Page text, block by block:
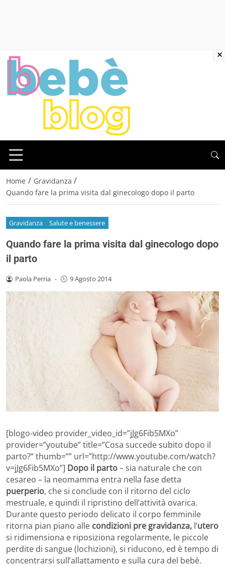
Home / Gravidanza /
Quando fare la prima visita dal ginecologo dopo il parto
Gravidanza Salute e benessere
Quando fare la prima visita dal ginecologo dopo
il parto
Paola Perria - 9 Agosto 2014
[blogo-video provider_video_id=”jJg6Fib5MXo”
provider=”youtube” title=”Cosa succede subito dopo il
parto?” thumb=”” url=”http://www.youtube.com/watch?
v=jJg6Fib5MXo”] Dopo il parto– sia naturale che con
cesareo – la neomamma entra nella fase detta
puerperio, che si conclude con il ritorno del ciclo
mestruale, e quindi il ripristino dell’attività ovarica.
Durante questo periodo delicato il corpo femminile
ritorna pian piano alle condizioni pre gravidanza, l’utero
si ridimensiona e riposiziona regolarmente, le piccole
perdite di sangue (lochizioni), si riducono, ed è tempo di
concentrarsi sull’allattamento e sulla cura del bebè.
×